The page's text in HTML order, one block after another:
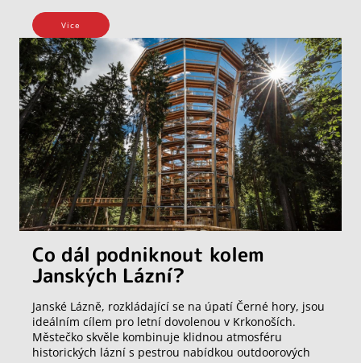
Vice
Co dál podniknout kolem
Janských Lázní?
Janské Lázně, rozkládající se na úpatí Černé hory, jsou
ideálním cílem pro letní dovolenou v Krkonoších.
Městečko skvěle kombinuje klidnou atmosféru
historických lázní s pestrou nabídkou outdoorových